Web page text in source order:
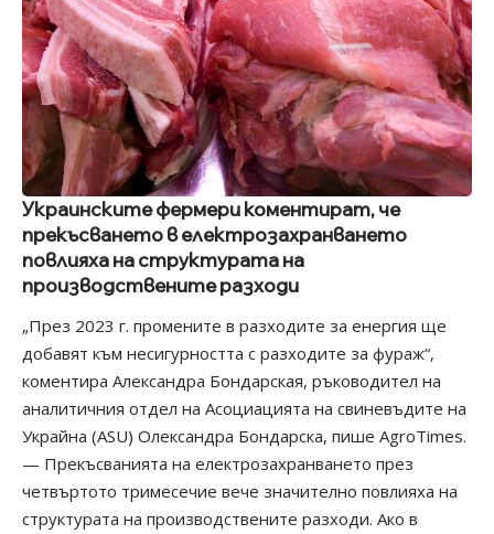
Украинските фермери коментират, че
прекъсването в електрозахранването
повлияха на структурата на
производствените разходи
„През 2023 г. промените в разходите за енергия ще
добавят към несигурността с разходите за фураж“,
коментира Александра Бондарская, ръководител на
аналитичния отдел на Асоциацията на свиневъдите на
Украйна (ASU) Олександра Бондарска, пише AgroTimes.
— Прекъсванията на електрозахранването през
четвъртото тримесечие вече значително повлияха на
структурата на производствените разходи. Ако в